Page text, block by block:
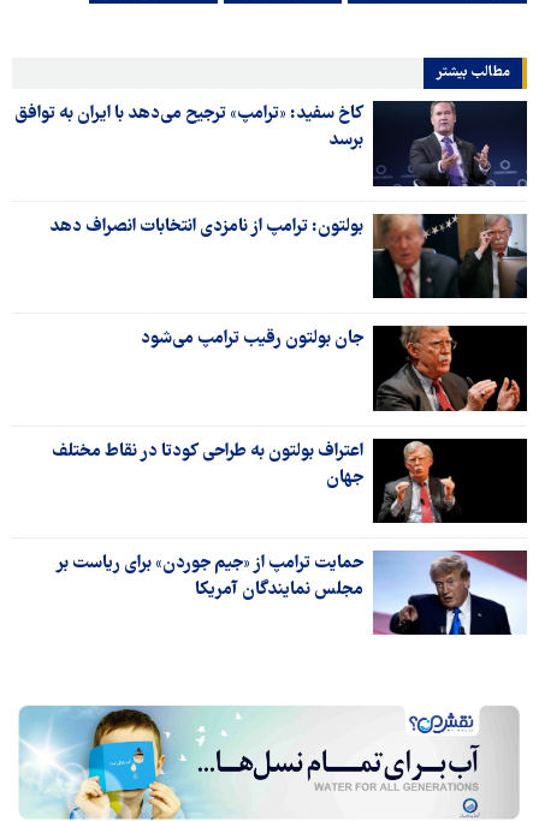
مطالب بیشتر
کاخ سفید: «ترامپ» ترجیح می‌دهد با ایران به توافق
برسد
بولتون: ترامپ از نامزدی انتخابات انصراف دهد
جان بولتون رقیب ترامپ می‌شود
اعتراف بولتون به طراحی کودتا در نقاط مختلف
جهان
حمایت ترامپ از «جیم جوردن» برای ریاست بر
مجلس نمایندگان آمریکا